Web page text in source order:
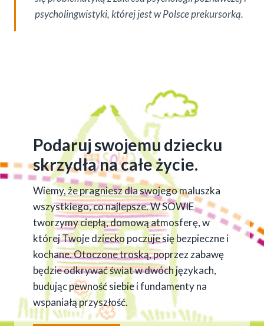
psycholingwistyki, której jest w Polsce prekursorką.
Podaruj swojemu dziecku
skrzydła na całe życie.
Wiemy, że pragniesz dla swojego maluszka
wszystkiego, co najlepsze. W SOWIE
tworzymy ciepłą, domową atmosferę, w
której Twoje dziecko poczuje się bezpieczne i
kochane. Otoczone troską, poprzez zabawę
będzie odkrywać świat w dwóch językach,
budując pewność siebie i fundamenty na
wspaniałą przyszłość.